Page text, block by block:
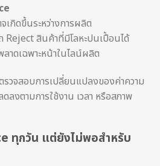
เกิดขึ้นระหว่างการผลิต
Reject สินค้าที่มีโลหะปนเปื้อนได้
าดเฉพาะหน้าในไลน์ผลิต
วจสอบการเปลี่ยนแปลงของค่าความ
งตามการใช้งาน เวลา หรือสภาพ
ทุกวัน แต่ยังไม่พอสำหรับ